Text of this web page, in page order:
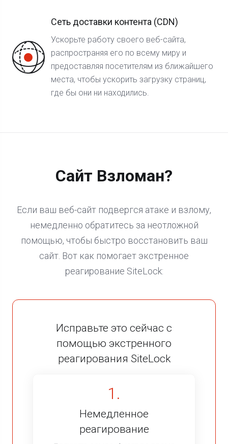
Сеть доставки контента (CDN)
Ускорьте работу своего веб-сайта,
распространяя его по всему миру и
предоставляя посетителям из ближайшего
места, чтобы ускорить загрузку страниц,
где бы они ни находились.
Сайт Взломан?
Если ваш веб-сайт подвергся атаке и взлому,
немедленно обратитесь за неотложной
помощью, чтобы быстро восстановить ваш
сайт. Вот как помогает экстренное
реагирование SiteLock:
Исправьте это сейчас с
помощью экстренного
реагирования SiteLock
1.
Немедленное
реагирование